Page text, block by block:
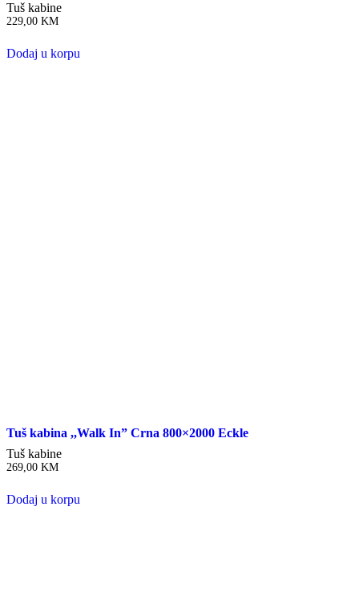
Tuš kabine
229,00 KM
Dodaj u korpu
Tuš kabina ,,Walk In” Crna 800×2000 Eckle
Tuš kabine
269,00 KM
Dodaj u korpu